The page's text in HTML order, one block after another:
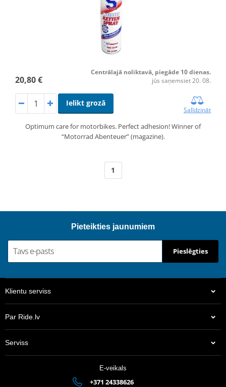
20,80 €
Centrālajā noliktavā, piegāde 10 dienas.
jūs saņemsiet 20. 08.
Ielikt grozā
Salīdzināt
Optimum care for motorbikes. Perfect adhesion! Winner of
“Motorrad Abenteuer” (magazine).
1
Pieteikties jaunumiem
Pieslēgties
Klientu serviss
Par Ride.lv
Serviss
E-veikals
+371 24338626